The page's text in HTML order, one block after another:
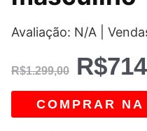
Avaliação: N/A |
R$1.299,00
R$
COMPRAR